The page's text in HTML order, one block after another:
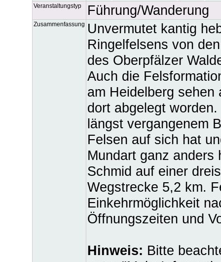
Veranstaltungstyp Führung/Wanderung
Zusammenfassung
Unvermutet kantig
Ringelfelsens von
des Oberpfälzer
Auch die
am Heidelberg
dort abgelegt
längst vergangenem
Felsen auf sich hat
Mundart ganz
Schmid auf einer
Wegstrecke 5,2 km.
Einkehrmöglichkeit
Öffnungszeiten und
Hinweis: Bitte